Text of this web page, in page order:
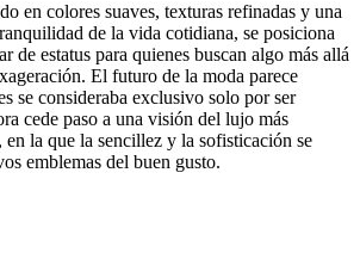
en colores suaves, texturas refinadas y una
de la vida cotidiana, se posiciona
de estatus para quienes buscan algo más allá
El futuro de la moda parece
se consideraba exclusivo solo por ser
cede paso a una visión del lujo más
en la que la sencillez y la sofisticación se
emblemas del buen gusto.